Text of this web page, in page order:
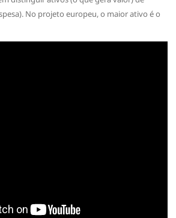
No projeto europeu, o maior ativo é o